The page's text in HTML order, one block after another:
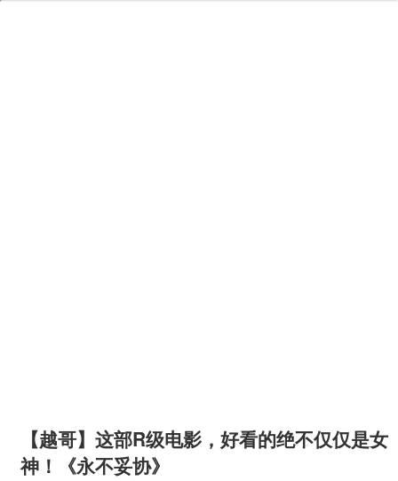
【越哥】这部R级电影，好看的绝不仅仅是女
神！《永不妥协》